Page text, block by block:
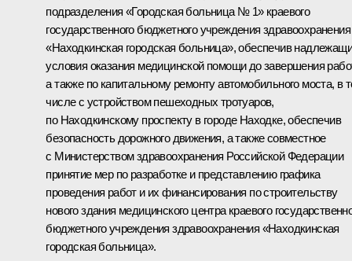
подразделения «Городская больница № 1» краевого
государственного бюджетного учреждения здравоохранения
«Находкинская городская больница», обеспечив
условия оказания медицинской помощи до завершения
а также по капитальному ремонту автомобильного моста, в
числе с устройством пешеходных тротуаров,
по Находкинскому проспекту в городе Находке, обеспечив
безопасность дорожного движения, а также совместное
с Министерством здравоохранения Российской Федерации
принятие мер по разработке и представлению графика
проведения работ и их финансирования по строительству
нового здания медицинского центра краевого
бюджетного учреждения здравоохранения «Находкинская
городская больница».